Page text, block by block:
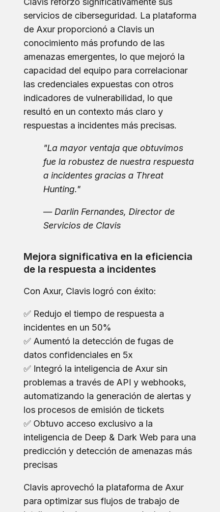
servicios de ciberseguridad. La plataforma
de Axur proporcionó a Clavis un
conocimiento más profundo de las
amenazas emergentes, lo que mejoró la
capacidad del equipo para correlacionar
las credenciales expuestas con otros
indicadores de vulnerabilidad, lo que
resultó en un contexto más claro y
respuestas a incidentes más precisas.
"La mayor ventaja que obtuvimos
fue la robustez de nuestra respuesta
a incidentes gracias a Threat
Hunting."
— Darlin Fernandes, Director de
Servicios de Clavis
Mejora significativa en la eficiencia
de la respuesta a incidentes
Con Axur, Clavis logró con éxito:
✅ Redujo el tiempo de respuesta a
incidentes en un 50%
✅ Aumentó la detección de fugas de
datos confidenciales en 5x
✅ Integró la inteligencia de Axur sin
problemas a través de API y webhooks,
automatizando la generación de alertas y
los procesos de emisión de tickets
✅ Obtuvo acceso exclusivo a la
inteligencia de Deep & Dark Web para una
predicción y detección de amenazas más
precisas
Clavis aprovechó la plataforma de Axur
para optimizar sus flujos de trabajo de